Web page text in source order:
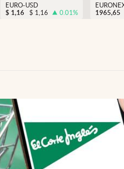
USA
EURO-USD
$ 1,16 $ 1,16 0.01%
1965,65